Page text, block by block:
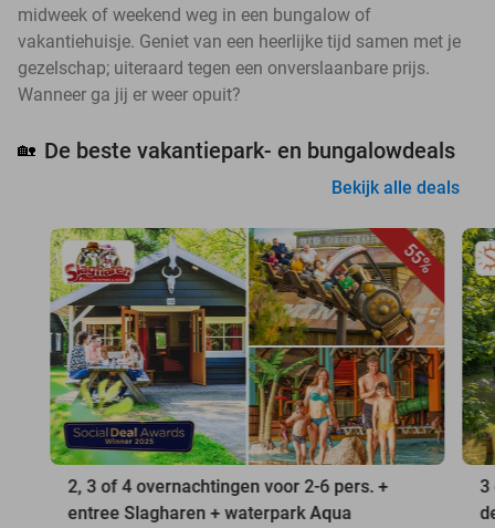
midweek of weekend weg in een bungalow of
vakantiehuisje. Geniet van een heerlijke tijd samen met je
gezelschap; uiteraard tegen een onverslaanbare prijs.
Wanneer ga jij er weer opuit?
🏡 De beste vakantiepark- en bungalowdeals
Bekijk alle deals
55%
2, 3 of 4 overnachtingen voor 2-6 pers. +
entree Slagharen + waterpark Aqua
3